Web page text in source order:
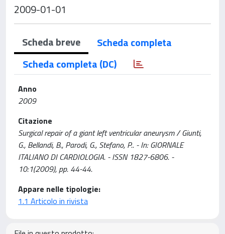
2009-01-01
Scheda breve
Scheda completa
Scheda completa (DC)
Anno
2009
Citazione
Surgical repair of a giant left ventricular aneurysm / Giunti,
G., Bellandi, B., Parodi, G., Stefano, P.. - In: GIORNALE
ITALIANO DI CARDIOLOGIA. - ISSN 1827-6806. -
10:1(2009), pp. 44-44.
Appare nelle tipologie:
1.1 Articolo in rivista